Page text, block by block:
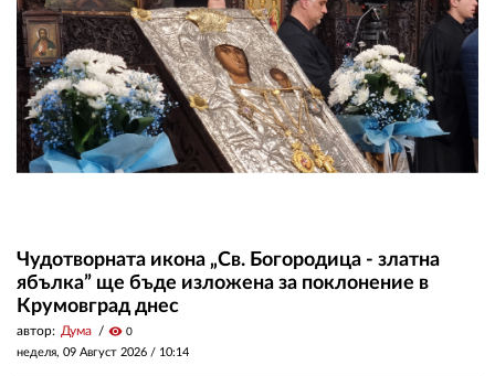
Чудотворната икона „Св. Богородица - златна
ябълка” ще бъде изложена за поклонение в
Крумовград днес
автор: Дума visibility 0
неделя, 09 Август 2026 / 10:14